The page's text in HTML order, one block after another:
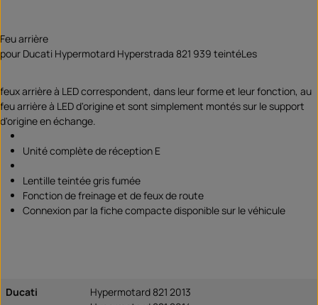
Feu arrière
pour Ducati Hypermotard Hyperstrada 821 939 teintéLes
feux arrière à LED correspondent, dans leur forme et leur fonction, au
feu arrière à LED d'origine et sont simplement montés sur le support
d'origine en échange.
Unité complète de réception E
Lentille teintée gris fumée
Fonction de freinage et de feux de route
Connexion par la fiche compacte disponible sur le véhicule
Ducati
Hypermotard 821 2013